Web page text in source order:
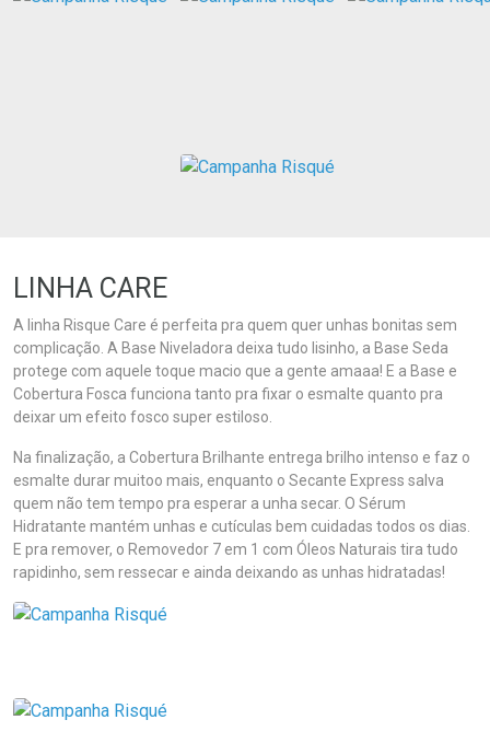
LINHA CARE
A linha Risque Care é perfeita pra quem quer unhas bonitas sem
complicação. A Base Niveladora deixa tudo lisinho, a Base Seda
protege com aquele toque macio que a gente amaaa! E a Base e
Cobertura Fosca funciona tanto pra fixar o esmalte quanto pra
deixar um efeito fosco super estiloso.
Na finalização, a Cobertura Brilhante entrega brilho intenso e faz o
esmalte durar muitoo mais, enquanto o Secante Express salva
quem não tem tempo pra esperar a unha secar. O Sérum
Hidratante mantém unhas e cutículas bem cuidadas todos os dias.
E pra remover, o Removedor 7 em 1 com Óleos Naturais tira tudo
rapidinho, sem ressecar e ainda deixando as unhas hidratadas!